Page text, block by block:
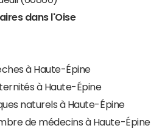
dans l'Oise
Crèches à Haute-Épine
à Haute-Épine
naturels à Haute-Épine
de médecins à Haute-Épine